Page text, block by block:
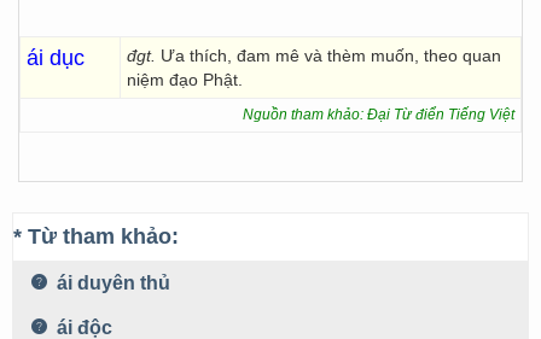
ái dục đgt. Ưa thích, đam mê và thèm muốn, theo quan
niệm đạo Phật.
Nguồn tham khảo: Đại Từ điển Tiếng Việt
* Từ tham khảo:
ái duyên thủ
ái độc